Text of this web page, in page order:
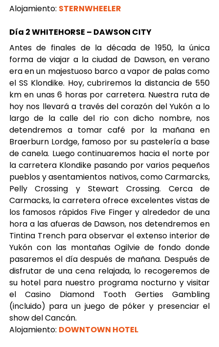
Alojamiento: STERNWHEELER
Día 2 WHITEHORSE – DAWSON CITY
Antes de finales de la década de 1950, la única
forma de viajar a la ciudad de Dawson, en verano
era en un majestuoso barco a vapor de palas como
el SS Klondike. Hoy, cubriremos la distancia de 550
km en unas 6 horas por carretera. Nuestra ruta de
hoy nos llevará a través del corazón del Yukón a lo
largo de la calle del rio con dicho nombre, nos
detendremos a tomar café por la mañana en
Braerburn Lordge, famoso por su pastelería a base
de canela. Luego continuaremos hacia el norte por
la carretera Klondike pasando por varios pequeños
pueblos y asentamientos nativos, como Carmarcks,
Pelly Crossing y Stewart Crossing. Cerca de
Carmacks, la carretera ofrece excelentes vistas de
los famosos rápidos Five Finger y alrededor de una
hora a las afueras de Dawson, nos detendremos en
Tintina Trench para observar el extenso interior de
Yukón con las montañas Ogilvie de fondo donde
pasaremos el día después de mañana. Después de
disfrutar de una cena relajada, lo recogeremos de
su hotel para nuestro programa nocturno y visitar
el Casino Diamond Tooth Gerties Gambling
(incluido) para un juego de póker y presenciar el
show del Cancán.
Alojamiento: DOWNTOWN HOTEL